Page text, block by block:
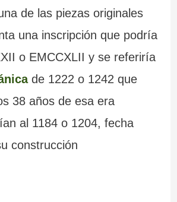
de las piezas originales
una inscripción que podría
o EMCCXLII y se referiría
de 1222 o 1242 que
38 años de esa era
al 1184 o 1204, fecha
construcción